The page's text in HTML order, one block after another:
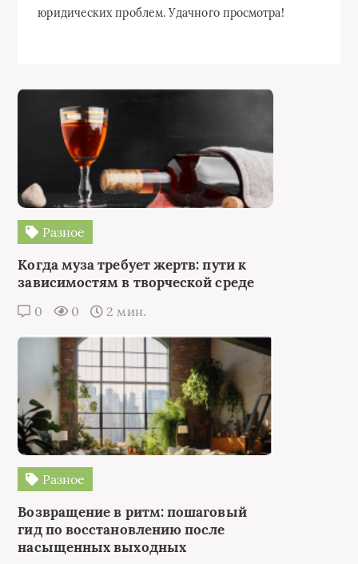
юридических проблем. Удачного просмотра!
Разное
Когда муза требует жертв: пути к
зависимостям в творческой среде
0 0 2 мин.
Разное
Возвращение в ритм: пошаговый
гид по восстановлению после
насыщенных выходных